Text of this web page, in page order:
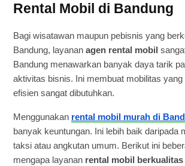
Rental Mobil di Bandung
Bagi wisatawan maupun pebisnis yang
Bandung, layanan agen rental mobil
Bandung menawarkan banyak daya tarik
aktivitas bisnis. Ini membuat mobilitas yang
efisien sangat dibutuhkan.
Menggunakan rental mobil murah di
banyak keuntungan. Ini lebih baik daripada
taksi atau angkutan umum. Berikut ini
mengapa layanan rental mobil berkualitas